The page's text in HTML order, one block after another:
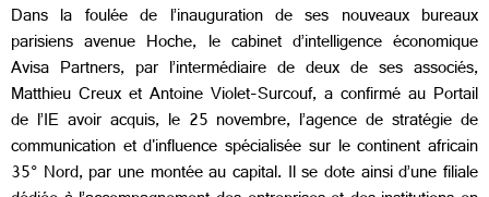
Dans la foulée de l’inauguration de ses nouveaux bureaux
parisiens avenue Hoche, le cabinet d’intelligence économique
Avisa Partners, par l’intermédiaire de deux de ses associés,
Matthieu Creux et Antoine Violet-Surcouf, a confirmé au Portail
de l’IE avoir acquis, le 25 novembre, l’agence de stratégie de
communication et d'influence spécialisée sur le continent africain
35° Nord, par une montée au capital. Il se dote ainsi d’une filiale